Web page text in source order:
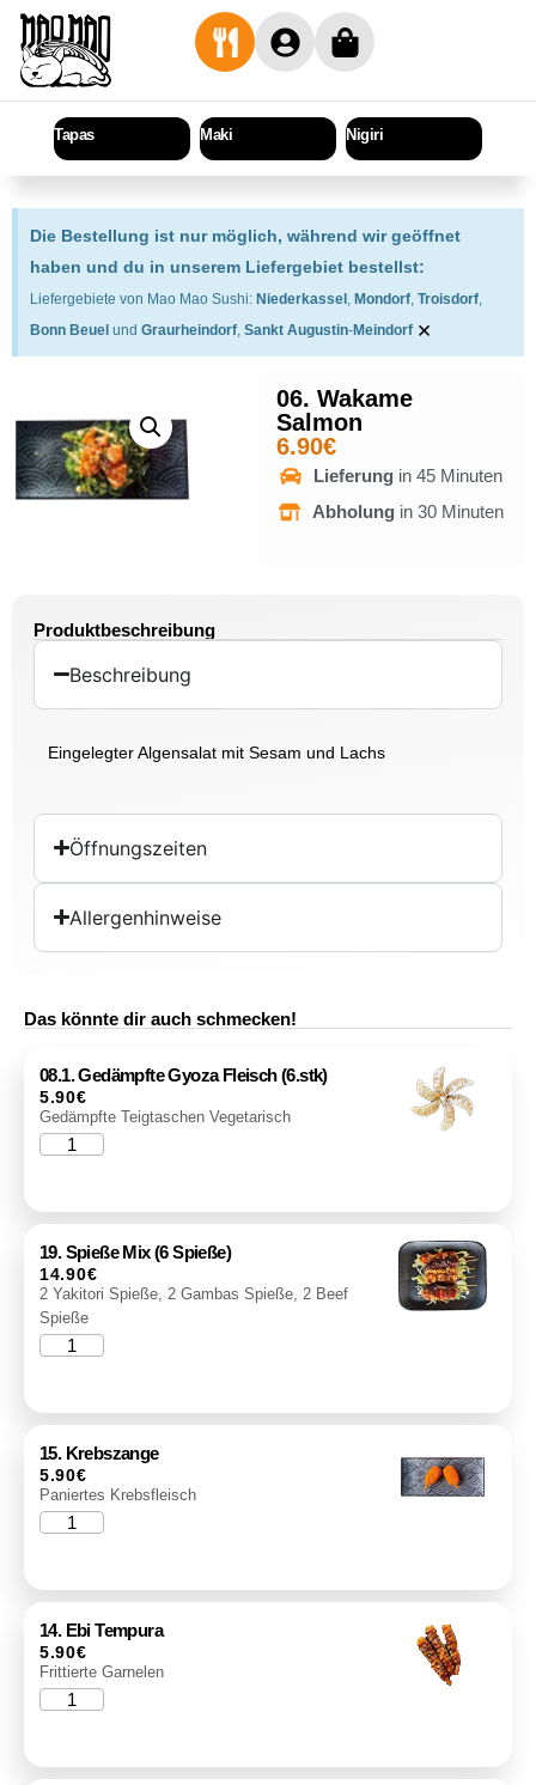
Tapas Maki Nigiri
Die Bestellung ist nur möglich, während wir geöffnet
haben und du in unserem Liefergebiet bestellst:
Liefergebiete von Mao Mao Sushi: Niederkassel , Mondorf, Troisdorf,
Bonn Beuel und Graurheindorf, Sankt Augustin-Meindorf ×
06. Wakame
Salmon
6.90€
Lieferung in 45 Minuten
Abholung in 30 Minuten
Produktbeschreibung
Beschreibung
Eingelegter Algensalat mit Sesam und Lachs
Öffnungszeiten
Allergenhinweise
Das könnte dir auch schmecken!
08.1. Gedämpfte Gyoza Fleisch (6.stk)
5.90€
Gedämpfte Teigtaschen Vegetarisch
19. Spieße Mix (6 Spieße)
14.90€
2 Yakitori Spieße, 2 Gambas Spieße, 2 Beef
Spieße
15. Krebszange
5.90€
Paniertes Krebsfleisch
14. Ebi Tempura
5.90€
Frittierte Garnelen